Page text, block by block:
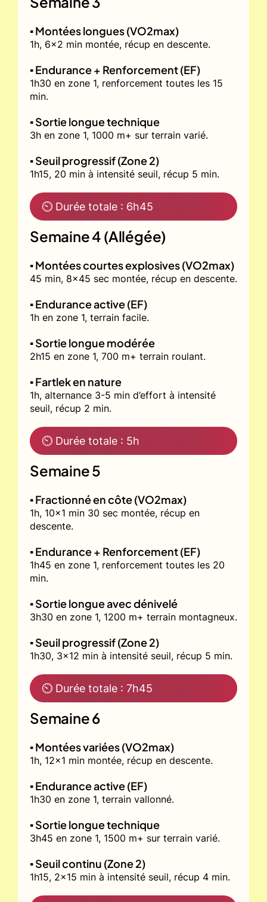
▪️ Montées longues (VO2max)
1h, 6x2 min montée, récup en descente.
▪️ Endurance + Renforcement (EF)
1h30 en zone 1, renforcement toutes les 15
min.
▪️ Sortie longue technique
3h en zone 1, 1000 m+ sur terrain varié.
▪️ Seuil progressif (Zone 2)
1h15, 20 min à intensité seuil, récup 5 min.
⏲ Durée totale : 6h45
Semaine 4 (Allégée)
▪️ Montées courtes explosives (VO2max)
45 min, 8x45 sec montée, récup en descente.
▪️ Endurance active (EF)
1h en zone 1, terrain facile.
▪️ Sortie longue modérée
2h15 en zone 1, 700 m+ terrain roulant.
▪️ Fartlek en nature
1h, alternance 3-5 min d’effort à intensité
seuil, récup 2 min.
⏲ Durée totale : 5h
Semaine 5
▪️ Fractionné en côte (VO2max)
1h, 10x1 min 30 sec montée, récup en
descente.
▪️ Endurance + Renforcement (EF)
1h45 en zone 1, renforcement toutes les 20
min.
▪️ Sortie longue avec dénivelé
3h30 en zone 1, 1200 m+ terrain montagneux.
▪️ Seuil progressif (Zone 2)
1h30, 3x12 min à intensité seuil, récup 5 min.
⏲ Durée totale : 7h45
Semaine 6
▪️ Montées variées (VO2max)
1h, 12x1 min montée, récup en descente.
▪️ Endurance active (EF)
1h30 en zone 1, terrain vallonné.
▪️ Sortie longue technique
3h45 en zone 1, 1500 m+ sur terrain varié.
▪️ Seuil continu (Zone 2)
1h15, 2x15 min à intensité seuil, récup 4 min.